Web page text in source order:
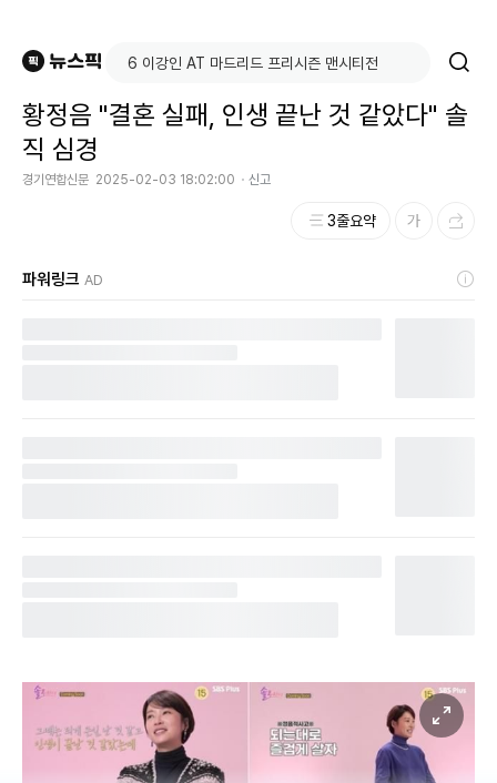
황정음 "결혼 실패, 인생 끝난 것 같았다" 솔
직 심경
경기연합신문 2025-02-03 18:02:00 신고
3줄요약
파워링크 AD